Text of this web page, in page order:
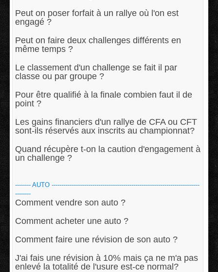
Peut on poser forfait à un rallye où l'on est
engagé ?
Peut on faire deux challenges différents en
même temps ?
Le classement d'un challenge se fait il par
classe ou par groupe ?
Pour être qualifié à la finale combien faut il de
point ?
Les gains financiers d'un rallye de CFA ou CFT
sont-ils réservés aux inscrits au championnat?
Quand récupère t-on la caution d'engagement à
un challenge ?
-------- AUTO ----------------------------------------------------------------------------
--------
Comment vendre son auto ?
Comment acheter une auto ?
Comment faire une révision de son auto ?
J'ai fais une révision à 10% mais ça ne m'a pas
enlevé la totalité de l'usure est-ce normal?